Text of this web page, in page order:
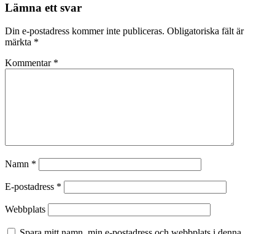
Lämna ett svar
Din e-postadress kommer inte publiceras. Obligatoriska fält är
märkta *
Kommentar *
Namn *
E-postadress *
Webbplats